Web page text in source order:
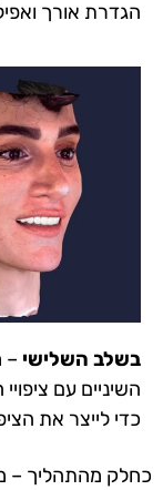
הגדרת אורך
בשלב השלישי –
השיניים עם
כדי לייצר את
כחלק מהתהליך –